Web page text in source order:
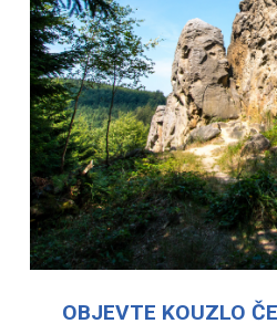
OBJEVTE KOUZLO